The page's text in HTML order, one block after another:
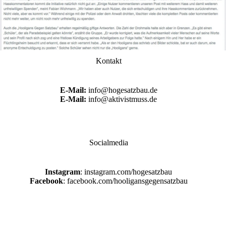
Kontakt
E-Mail: info@hogesatzbau.de
E-Mail: info@aktivistmuss.de
Socialmedia
Instagram: instagram.com/hogesatzbau
Facebook: facebook.com/hooligansgegensatzbau